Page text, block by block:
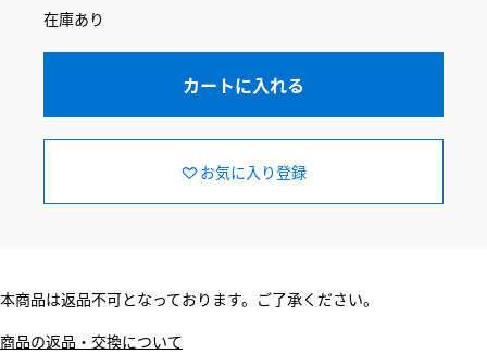
在庫あり
カートに入れる
お気に入り登録
本商品は返品不可となっております。ご了承ください。
商品の返品・交換について